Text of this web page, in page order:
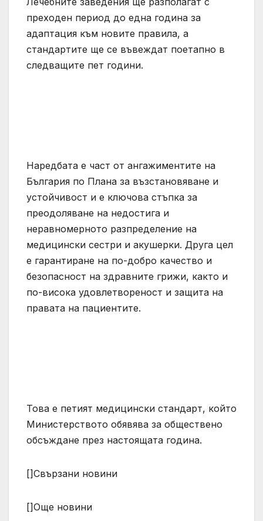
преходен период до една година за
адаптация към новите правила, а
стандартите ще се въвеждат поетапно в
следващите пет години.
Наредбата е част от ангажиментите на
България по Плана за възстановяване и
устойчивост и е ключова стъпка за
преодоляване на недостига и
неравномерното разпределение на
медицински сестри и акушерки. Друга цел
е гарантиране на по-добро качество и
безопасност на здравните грижи, както и
по-висока удовлетвореност и защита на
правата на пациентите.
Това е петият медицински стандарт, който
Министерството обявява за обществено
обсъждане през настоящата година.
[]Свързани новини
[]Още новини